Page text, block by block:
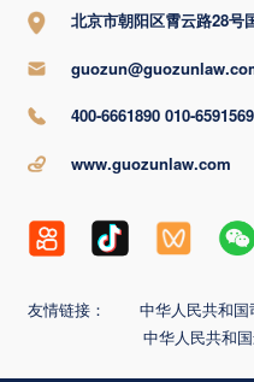
北京市朝阳区霄云路28号
400-6661890 010-
www.guozunlaw.com
友情链接： 中华人民共和国
中华人民共和